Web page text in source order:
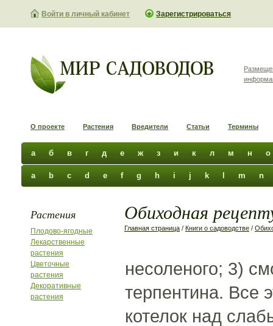
Войти в личный кабинет Зарегистрироваться
О проекте Растения Вредители Статьи Термины
а б в г д е ж з и к л м н о
a b c d e f g h i j k m n
Растения
Плодово-ягодные
Лекарственные
растения
Цветочные
растения
Декоративные
растения
Обиходная
Главная страница / Книги о садоводстве /
несоленого; 3)
терпентина. Все
котелок над